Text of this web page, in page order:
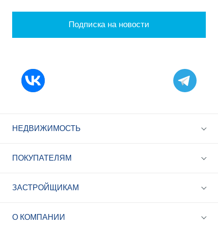
+7 (495) 785-56-17
Подписка на новости
НЕДВИЖИМОСТЬ
ПОКУПАТЕЛЯМ
ЗАСТРОЙЩИКАМ
О КОМПАНИИ